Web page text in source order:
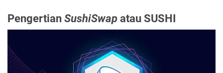
PengertianSushiSwapatau SUSHI